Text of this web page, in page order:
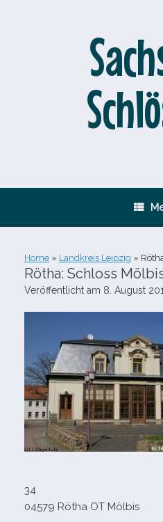
Home » Landkreis Leipzig »
Rötha: Schloss
Veröffentlicht am 8. August
34
04579 Rötha OT Mölbis